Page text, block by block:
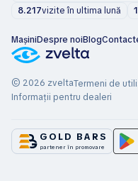
8.217vizite în ultima lună
MașiniDespre noiBlog
© 2026 zveltaTermeni de
Informații pentru dealeri
GOLD BARS
partener în promovare